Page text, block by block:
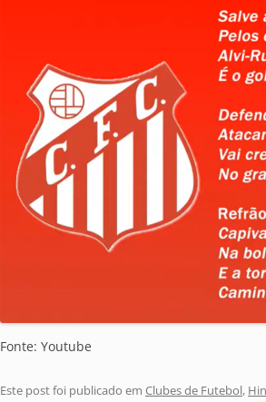
Fonte: Youtube
Este post foi publicado em Clubes de Futebol,